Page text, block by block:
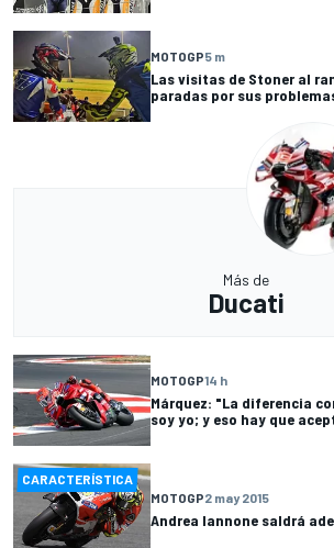
MOTOGP5 m
Las visitas de Stoner al
paradas por sus
Más de
Ducati
MOTOGP14 h
Márquez: "La diferencia
soy yo; y eso hay que
CARACTERÍSTICA
MOTOGP2 may 2015
Andrea Iannone saldrá